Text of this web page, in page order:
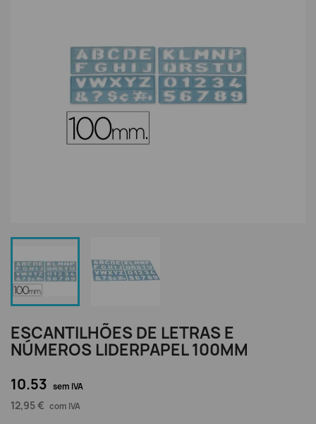
ESCANTILHÕES DE LETRAS E
NÚMEROS LIDERPAPEL 100MM
10.53 sem IVA
12,95 € com IVA